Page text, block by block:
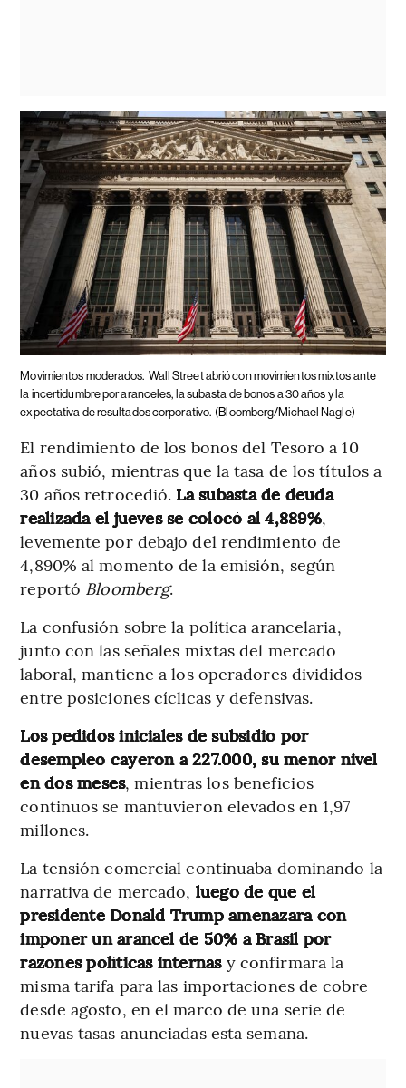
Movimientos moderados. Wall Street abrió con movimientos mixtos ante
la incertidumbre por aranceles, la subasta de bonos a 30 años y la
expectativa de resultados corporativo. (Bloomberg/Michael Nagle)
El rendimiento de los bonos del Tesoro a 10
años subió, mientras que la tasa de los títulos a
30 años retrocedió. La subasta de deuda
realizada el jueves se colocó al 4,889%,
levemente por debajo del rendimiento de
4,890% al momento de la emisión, según
reportó Bloomberg.
La confusión sobre la política arancelaria,
junto con las señales mixtas del mercado
laboral, mantiene a los operadores divididos
entre posiciones cíclicas y defensivas.
Los pedidos iniciales de subsidio por
desempleo cayeron a 227.000, su menor nivel
en dos meses, mientras los beneficios
continuos se mantuvieron elevados en 1,97
millones.
La tensión comercial continuaba dominando la
narrativa de mercado, luego de que el
presidente Donald Trump amenazara con
imponer un arancel de 50% a Brasil por
razones políticas internasy confirmara la
misma tarifa para las importaciones de cobre
desde agosto, en el marco de una serie de
nuevas tasas anunciadas esta semana.